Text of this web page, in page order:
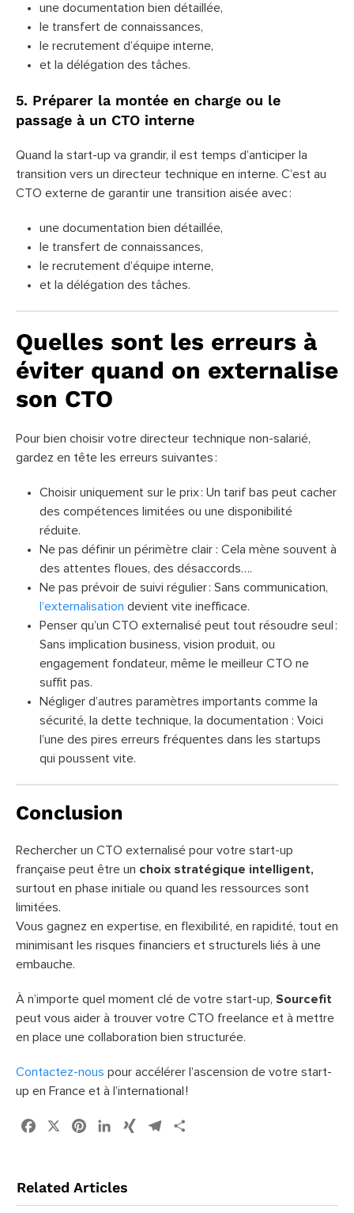
une documentation bien détaillée,
le transfert de connaissances,
le recrutement d’équipe interne,
et la délégation des tâches.
5. Préparer la montée en charge ou le
passage à un CTO interne
Quand la start-up va grandir, il est temps d’anticiper la
transition vers un directeur technique en interne. C’est au
CTO externe de garantir une transition aisée avec :
une documentation bien détaillée,
le transfert de connaissances,
le recrutement d’équipe interne,
et la délégation des tâches.
Quelles sont les erreurs à
éviter quand on externalise
son CTO
Pour bien choisir votre directeur technique non-salarié,
gardez en tête les erreurs suivantes :
Choisir uniquement sur le prix : Un tarif bas peut cacher
des compétences limitées ou une disponibilité
réduite.
Ne pas définir un périmètre clair : Cela mène souvent à
des attentes floues, des désaccords….
Ne pas prévoir de suivi régulier : Sans communication,
l’externalisation devient vite inefficace.
Penser qu’un CTO externalisé peut tout résoudre seul :
Sans implication business, vision produit, ou
engagement fondateur, même le meilleur CTO ne
suffit pas.
Négliger d’autres paramètres importants comme la
sécurité, la dette technique, la documentation : Voici
l’une des pires erreurs fréquentes dans les startups
qui poussent vite.
Conclusion
Rechercher un CTO externalisé pour votre start-up
française peut être un choix stratégique intelligent,
surtout en phase initiale ou quand les ressources sont
limitées.
Vous gagnez en expertise, en flexibilité, en rapidité, tout en
minimisant les risques financiers et structurels liés à une
embauche.
À n’importe quel moment clé de votre start-up, Sourcefit
peut vous aider à trouver votre CTO freelance et à mettre
en place une collaboration bien structurée.
Contactez-nous pour accélérer l’ascension de votre start-
up en France et à l’international !
Facebook PinterestLinkedIn
XING Telegram
Related Articles